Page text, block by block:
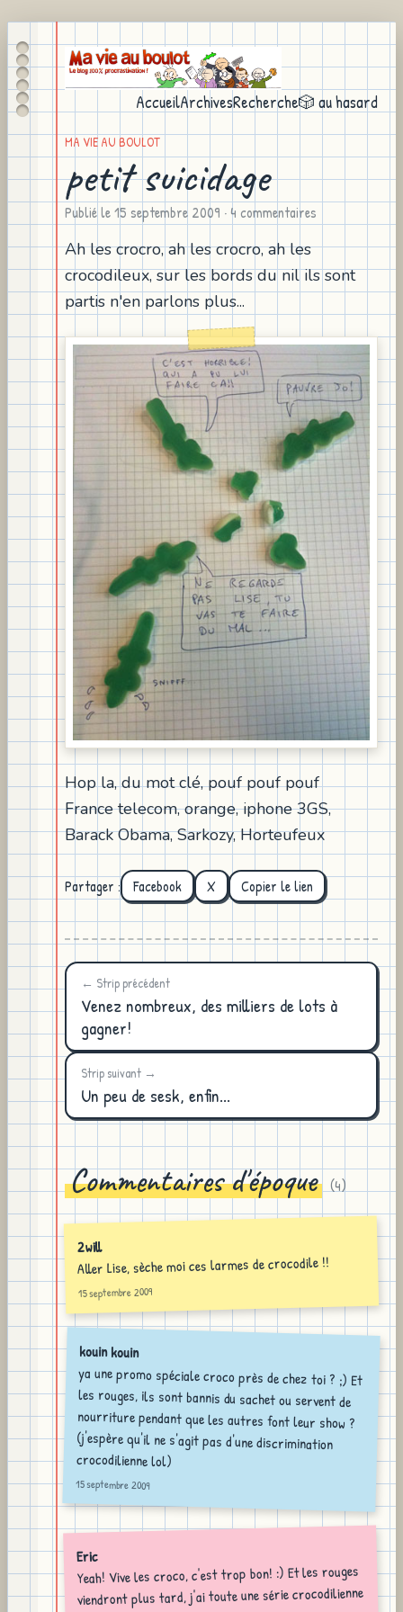
AccueilArchivesRecherche🎲 au hasard
MA VIE AU BOULOT
petit suicidage
Publié le15 septembre 2009 · 4 commentaires
Ah les crocro, ah les crocro, ah les
crocodileux, sur les bords du nil ils sont
partis n'en parlons plus...
Hop la, du mot clé, pouf pouf pouf
France telecom, orange, iphone 3GS,
Barack Obama, Sarkozy, Horteufeux
Partager : Facebook X Copier le lien
← Strip précédent
Venez nombreux, des milliers de lots à
gagner!
Strip suivant →
Un peu de sesk, enfin...
Commentaires d'époque (4)
2will
Aller Lise, sèche moi ces larmes de crocodile !!
15 septembre 2009
kouin kouin
ya une promo spéciale croco près de chez toi ? ;) Et
les rouges, ils sont bannis du sachet ou servent de
nourriture pendant que les autres font leur show ?
(j'espère qu'il ne s'agit pas d'une discrimination
crocodilienne lol)
15 septembre 2009
Eric
Yeah! Vive les croco, c'est trop bon! :) Et les rouges
viendront plus tard, j'ai toute une série crocodilienne